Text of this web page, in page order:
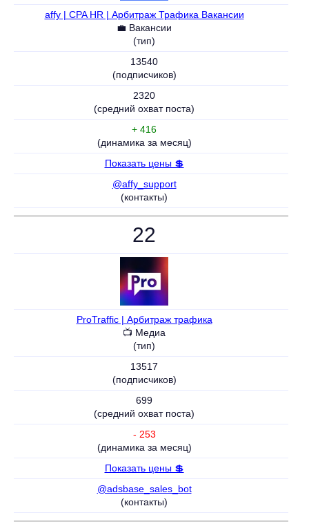
affy | CPA HR | Арбитраж Трафика Вакансии
💼 Вакансии
(тип)
13540
(подписчиков)
2320
(средний охват поста)
+ 416
(динамика за месяц)
Показать цены 💲
@affy_support
(контакты)
22
ProTraffic | Арбитраж трафика
📺 Медиа
(тип)
13517
(подписчиков)
699
(средний охват поста)
- 253
(динамика за месяц)
Показать цены 💲
@adsbase_sales_bot
(контакты)